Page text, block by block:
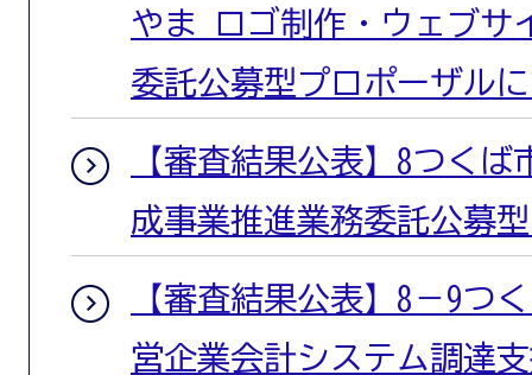
やま ロゴ制作・ウェブサ
委託公募型プロポーザル
【審査結果公表】8つく
成事業推進業務委託公募
【審査結果公表】8－9つ
営企業会計システム調達